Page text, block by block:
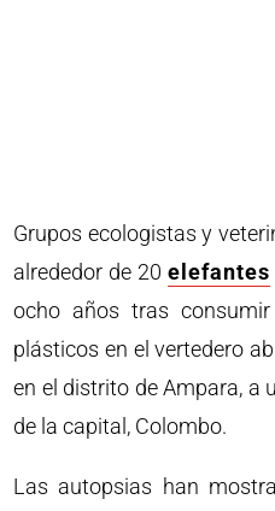
Grupos ecologistas y
alrededor de 20elefantes
ocho años tras
plásticos en el vertedero
en el distrito de Ampara, a
de la capital, Colombo.
Las autopsias han